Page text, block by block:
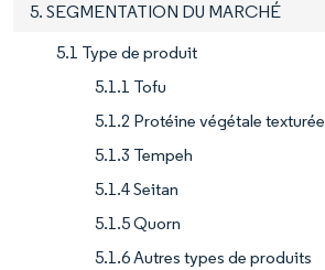
5. SEGMENTATION DU MARCHÉ
5.1 Type de produit
5.1.1 Tofu
5.1.2 Protéine végétale texturée
5.1.3 Tempeh
5.1.4 Seitan
5.1.5 Quorn
5.1.6 Autres types de produits